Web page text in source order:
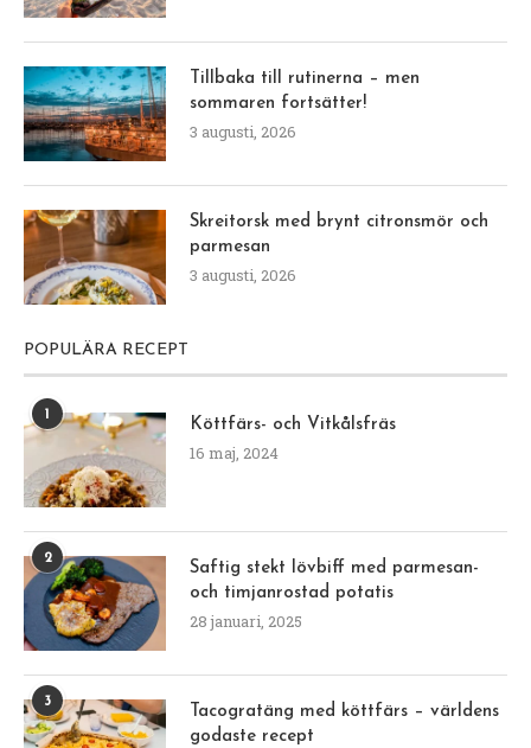
Tillbaka till rutinerna – men
sommaren fortsätter!
3 augusti, 2026
Skreitorsk med brynt citronsmör och
parmesan
3 augusti, 2026
POPULÄRA RECEPT
1
Köttfärs- och Vitkålsfräs
16 maj, 2024
2
Saftig stekt lövbiff med parmesan-
och timjanrostad potatis
28 januari, 2025
3
Tacogratäng med köttfärs – världens
godaste recept